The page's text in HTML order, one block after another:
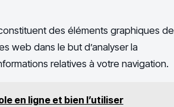
des éléments graphiques de
web dans le but d’analyser la
relatives à votre navigation.
en ligne et bien l’utiliser